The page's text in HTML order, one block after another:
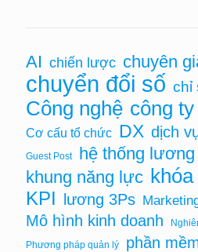
AI chiến lược chuyên
chuyển đổi số chỉ
Công nghệ công
Cơ cấu tổ chức DX dịch
Guest Post hệ thống lương
khung năng lực
KPI lương 3Ps
Mô hình kinh doanh
Phương pháp quản lý
phần